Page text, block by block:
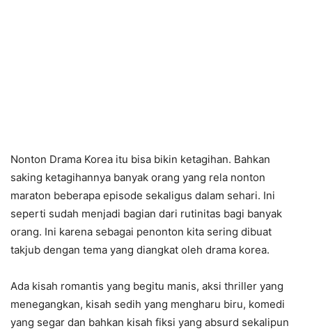
Nonton Drama Korea itu bisa bikin ketagihan. Bahkan
saking ketagihannya banyak orang yang rela nonton
maraton beberapa episode sekaligus dalam sehari. Ini
seperti sudah menjadi bagian dari rutinitas bagi banyak
orang. Ini karena sebagai penonton kita sering dibuat
takjub dengan tema yang diangkat oleh drama korea.
Ada kisah romantis yang begitu manis, aksi thriller yang
menegangkan, kisah sedih yang mengharu biru, komedi
yang segar dan bahkan kisah fiksi yang absurd sekalipun